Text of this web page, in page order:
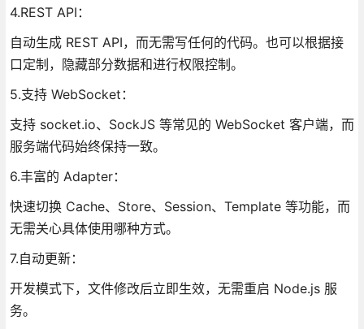
4.REST API：
自动生成 REST API，而无需写任何的代码。也可以根据接
口定制，隐藏部分数据和进行权限控制。
5.支持 WebSocket：
支持 socket.io、SockJS 等常见的 WebSocket 客户端，而
服务端代码始终保持一致。
6.丰富的 Adapter：
快速切换 Cache、Store、Session、Template 等功能，而
无需关心具体使用哪种方式。
7.自动更新：
开发模式下，文件修改后立即生效，无需重启 Node.js 服
务。